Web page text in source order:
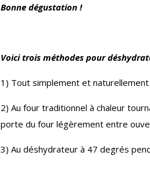
Bonne dégustation !
Voici trois méthodes pour
1) Tout simplement et naturellement
2) Au four traditionnel à chaleur
porte du four légèrement entre
3) Au déshydrateur à 47 degrés